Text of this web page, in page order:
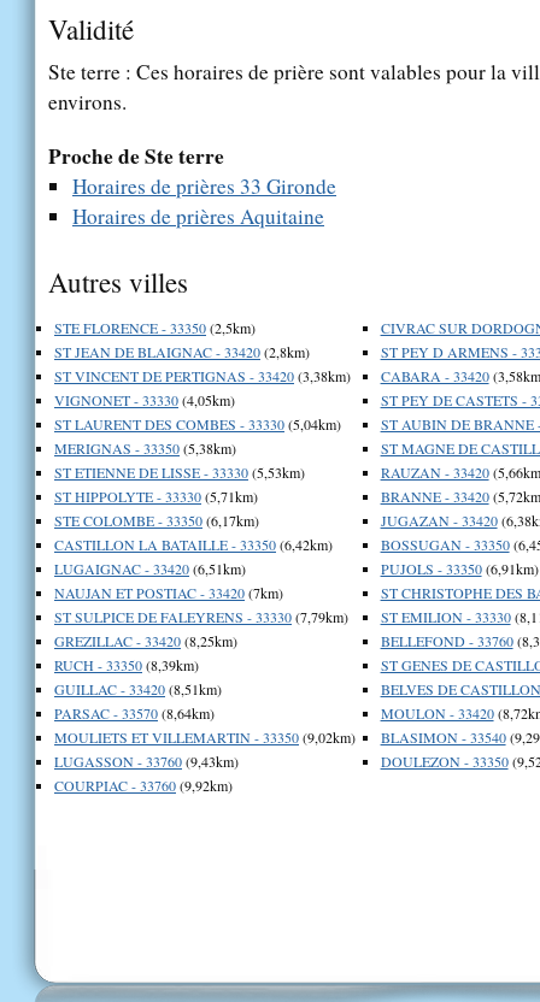
Validité
Ste terre : Ces horaires de prière sont valables pour la
environs.
Proche de Ste terre
Horaires de prières 33 Gironde
Horaires de prières Aquitaine
Autres villes
STE FLORENCE - 33350(2,5km)
ST JEAN DE BLAIGNAC - 33420(2,8km)
ST VINCENT DE PERTIGNAS - 33420(3,38km)
VIGNONET - 33330(4,05km)
ST LAURENT DES COMBES - 33330(5,04km)
MERIGNAS - 33350(5,38km)
ST ETIENNE DE LISSE - 33330(5,53km)
ST HIPPOLYTE - 33330(5,71km)
STE COLOMBE - 33350(6,17km)
CASTILLON LA BATAILLE - 33350(6,42km)
LUGAIGNAC - 33420(6,51km)
NAUJAN ET POSTIAC - 33420(7km)
ST SULPICE DE FALEYRENS - 33330(7,79km)
GREZILLAC - 33420(8,25km)
RUCH - 33350(8,39km)
GUILLAC - 33420(8,51km)
PARSAC - 33570(8,64km)
MOULIETS ET VILLEMARTIN - 33350(9,02km)
LUGASSON - 33760(9,43km)
COURPIAC - 33760(9,92km)
CIVRAC SUR
ST PEY D ARMENS -
CABARA - 33420
ST PEY DE CASTETS -
ST AUBIN DE BRANNE
ST MAGNE DE
RAUZAN - 33420
BRANNE - 33420
JUGAZAN - 33420
BOSSUGAN - 33350
PUJOLS - 33350(6,91km)
ST CHRISTOPHE DES
ST EMILION - 33330
BELLEFOND - 33760
ST GENES DE
BELVES DE
MOULON - 33420
BLASIMON - 33540
DOULEZON - 33350